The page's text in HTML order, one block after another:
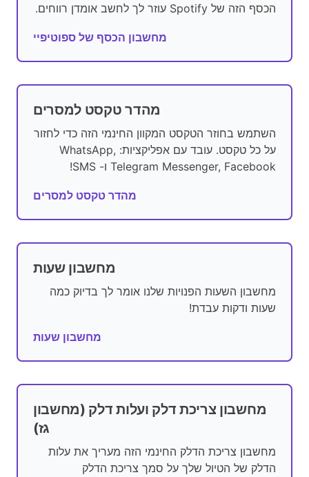
הכסף הזה של Spotify עוזר לך לחשב אומדן רווחים.
מחשבון הכסף של ספוטיפיי
מהדר טקסט למסרים
השתמש בחוזר הטקסט המקוון החינמי הזה כדי לחזור
על כל טקסט. עובד עם אפליקציות: WhatsApp,
Telegram Messenger, Facebook ו- SMS!
מהדר טקסט למסרים
מחשבון שעות
מחשבון השעות הפנויות שלנו אומר לך בדיוק כמה
שעות ודקות עבדת!
מחשבון שעות
מחשבון צריכת דלק ועלות דלק (מחשבון
גז)
מחשבון צריכת הדלק החינמי הזה מעריך את עלות
הדלק של הטיול שלך על סמך צריכת הדלק